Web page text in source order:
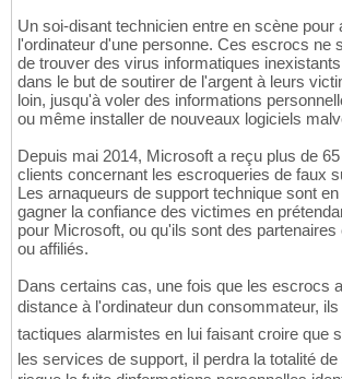
Un soi-disant technicien entre en scène pour
l'ordinateur d'une personne. Ces escrocs ne
de trouver des virus informatiques
dans le but de soutirer de l'argent à leurs
loin, jusqu'à voler des informations
ou même installer de nouveaux logiciels
Depuis mai 2014, Microsoft a reçu plus de
clients concernant les escroqueries de faux
Les arnaqueurs de support technique sont
gagner la confiance des victimes en
pour Microsoft, ou qu'ils sont des
ou affiliés.
Dans certains cas, une fois que les escrocs
distance à l'ordinateur dun consommateur,
tactiques alarmistes en lui faisant croire que
les services de support, il perdra la totalité